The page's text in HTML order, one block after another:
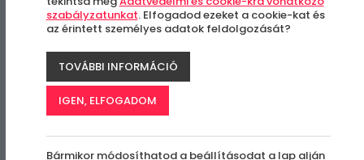
szabályzatunkat. Elfogadod ezeket a cookie-kat és
az érintett személyes adatok feldolgozását?
TOVÁBBI INFORMÁCIÓ
IGEN, ELFOGADOM
Bármikor módosíthatod a beállításodat a lap alján